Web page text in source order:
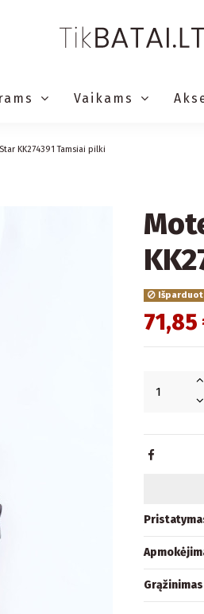
Vaikams
KK274391 Tamsiai pilki
71,85
Grąžinimas